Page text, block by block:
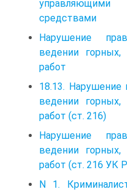
средствами
Нарушение
ведении
работ
18.13. Нарушение
ведении
работ (ст. 216)
Нарушение
ведении
работ (ст. 216 УК
N 1.